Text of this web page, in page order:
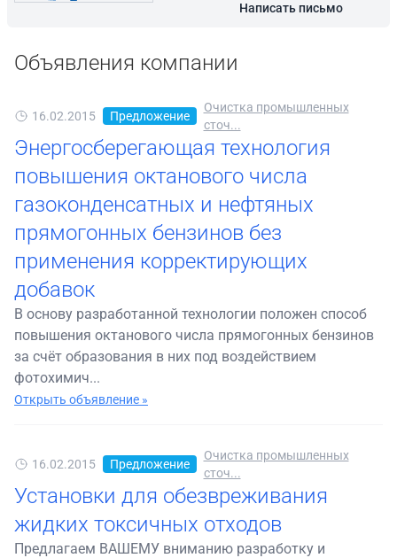
Написать письмо
Объявления компании
16.02.2015 Предложение
Очистка промышленных
сточ...
Энергосберегающая технология
повышения октанового числа
газоконденсатных и нефтяных
прямогонных бензинов без
применения корректирующих
добавок
В основу разработанной технологии положен способ
повышения октанового числа прямогонных бензинов
за счёт образования в них под воздействием
фотохимич...
Открыть объявление »
16.02.2015 Предложение
Очистка промышленных
сточ...
Установки для обезвреживания
жидких токсичных отходов
Предлагаем ВАШЕМУ вниманию разработку и